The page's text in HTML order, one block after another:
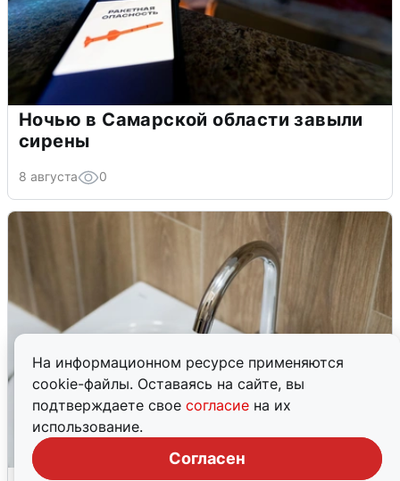
На информационном ресурсе применяются
cookie-файлы. Оставаясь на сайте, вы
подтверждаете свое согласие на их
использование.
Согласен
Ночью в Самарской области завыли
сирены
8 августа 0